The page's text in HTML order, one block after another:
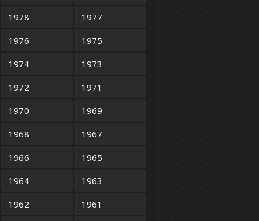
1978
1977
1976
1975
1974
1973
1972
1971
1970
1969
1968
1967
1966
1965
1964
1963
1962
1961